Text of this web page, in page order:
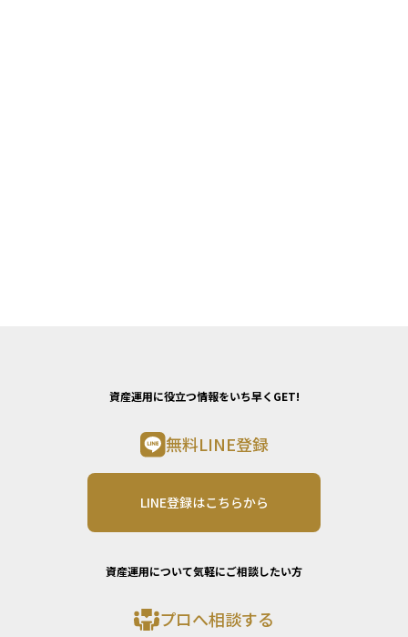
資産運用に役立つ情報をいち早くGET!
無料LINE登録
LINE登録はこちらから
資産運用について気軽にご相談したい方
プロへ相談する